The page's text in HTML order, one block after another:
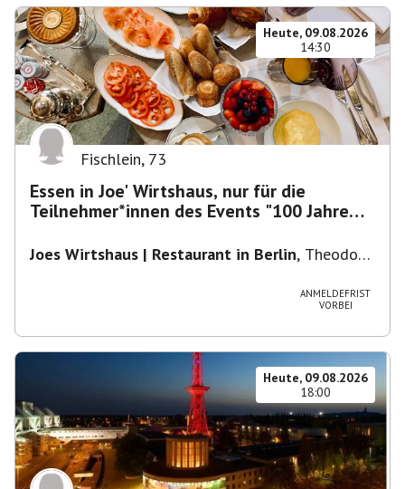
Heute, 09.08.2026
14:30
Fischlein, 73
Essen in Joe' Wirtshaus, nur für die
Teilnehmer*innen des Events "100 Jahre
Joes Wirtshaus | Restaurant in Berlin, Theodor-
ANMELDEFRIST
VORBEI
Heute, 09.08.2026
18:00